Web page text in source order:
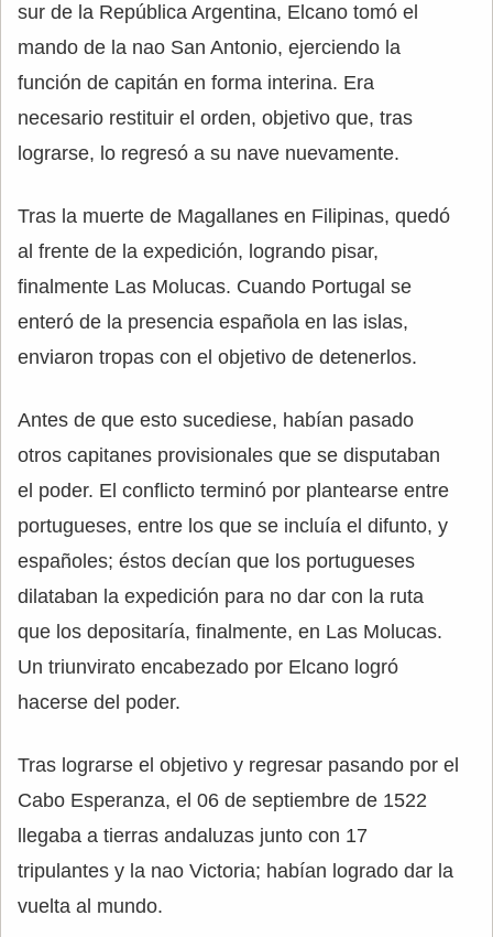
sur de la República Argentina, Elcano tomó el
mando de la nao San Antonio, ejerciendo la
función de capitán en forma interina. Era
necesario restituir el orden, objetivo que, tras
lograrse, lo regresó a su nave nuevamente.
Tras la muerte de Magallanes en Filipinas, quedó
al frente de la expedición, logrando pisar,
finalmente Las Molucas. Cuando Portugal se
enteró de la presencia española en las islas,
enviaron tropas con el objetivo de detenerlos.
Antes de que esto sucediese, habían pasado
otros capitanes provisionales que se disputaban
el poder. El conflicto terminó por plantearse entre
portugueses, entre los que se incluía el difunto, y
españoles; éstos decían que los portugueses
dilataban la expedición para no dar con la ruta
que los depositaría, finalmente, en Las Molucas.
Un triunvirato encabezado por Elcano logró
hacerse del poder.
Tras lograrse el objetivo y regresar pasando por el
Cabo Esperanza, el 06 de septiembre de 1522
llegaba a tierras andaluzas junto con 17
tripulantes y la nao Victoria; habían logrado dar la
vuelta al mundo.